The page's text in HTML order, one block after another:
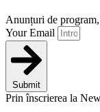
Anunțuri de
Your Email
Submit
Prin înscrierea la